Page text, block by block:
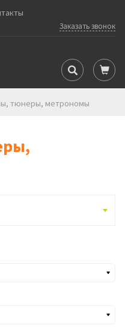
Заказать звонок
тюнеры, метрономы